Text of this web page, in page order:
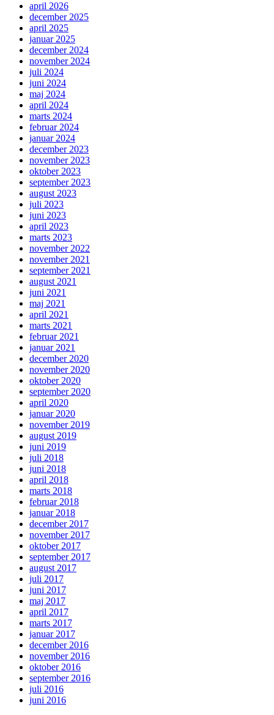
april 2026
december 2025
april 2025
januar 2025
december 2024
november 2024
juli 2024
juni 2024
maj 2024
april 2024
marts 2024
februar 2024
januar 2024
december 2023
november 2023
oktober 2023
september 2023
august 2023
juli 2023
juni 2023
april 2023
marts 2023
november 2022
november 2021
september 2021
august 2021
juni 2021
maj 2021
april 2021
marts 2021
februar 2021
januar 2021
december 2020
november 2020
oktober 2020
september 2020
april 2020
januar 2020
november 2019
august 2019
juni 2019
juli 2018
juni 2018
april 2018
marts 2018
februar 2018
januar 2018
december 2017
november 2017
oktober 2017
september 2017
august 2017
juli 2017
juni 2017
maj 2017
april 2017
marts 2017
januar 2017
december 2016
november 2016
oktober 2016
september 2016
juli 2016
juni 2016